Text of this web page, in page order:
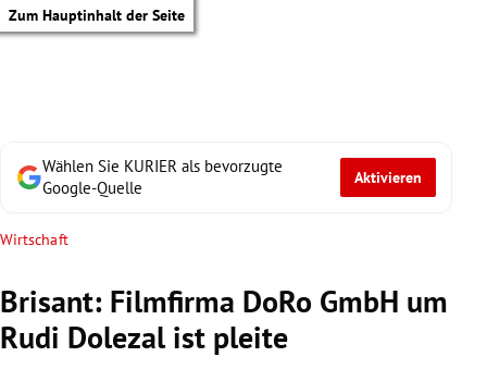
Zum Hauptinhalt der Seite
Wählen Sie KURIER als bevorzugte
Google-Quelle
Aktivieren
Wirtschaft
Brisant: Filmfirma DoRo GmbH um
Rudi Dolezal ist pleite